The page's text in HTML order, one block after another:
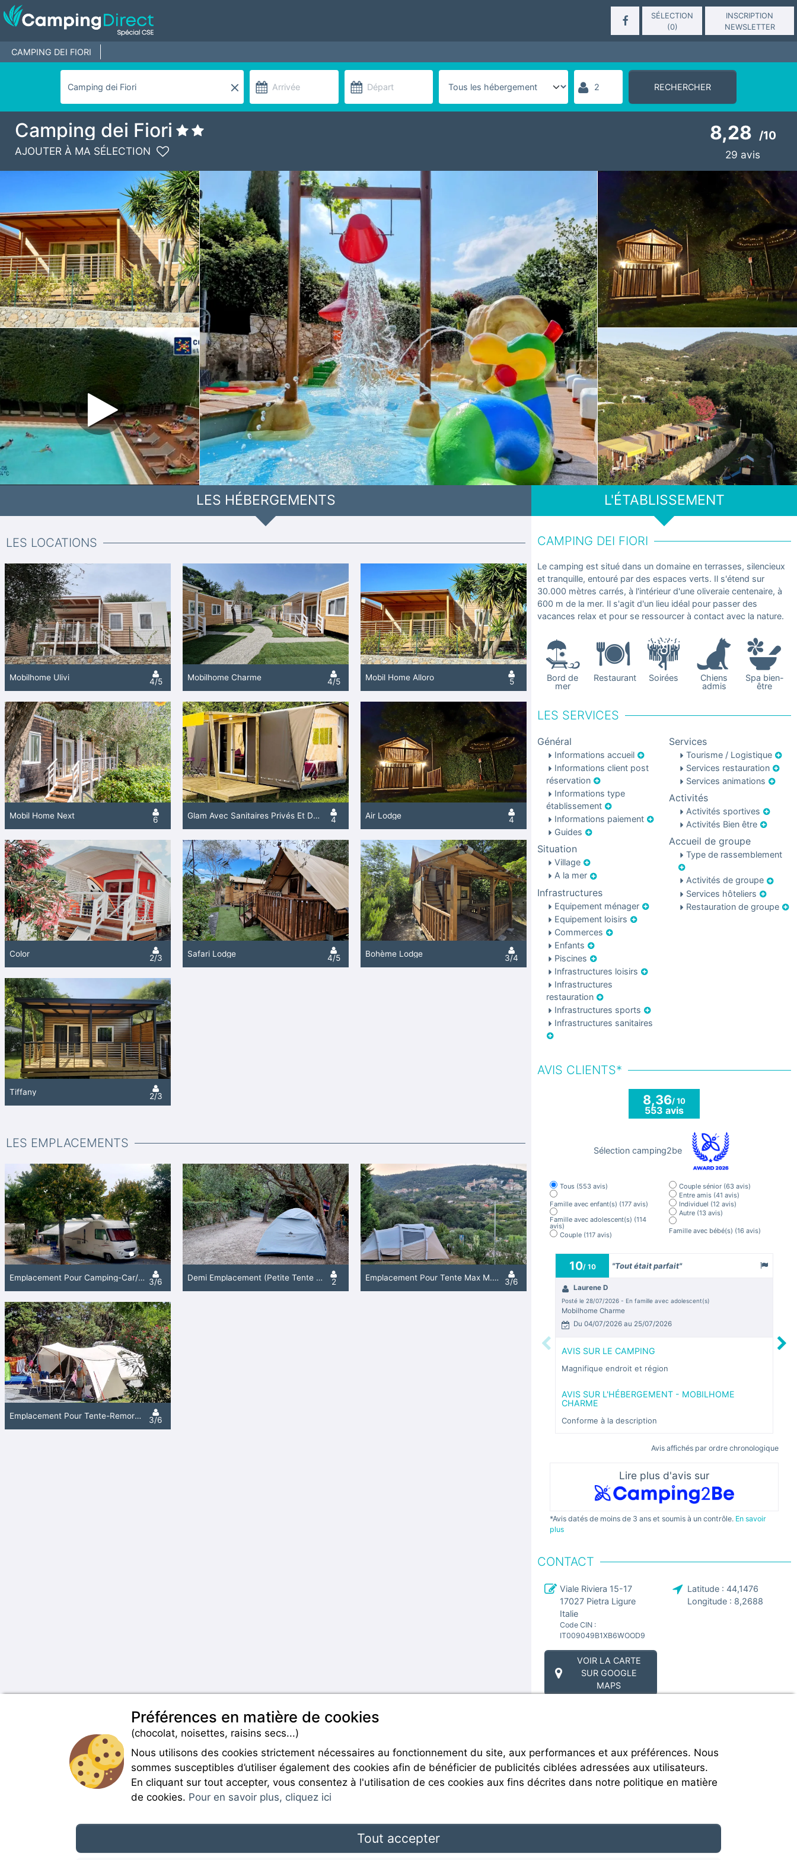
SÉLECTION
(0)
INSCRIPTION
NEWSLETTER
CAMPING DEI FIORI
RECHERCHER
Camping dei Fiori
AJOUTER À MA SÉLECTION
8,28 /10
29 avis
L'ÉTABLISSEMENT
CAMPING DEI FIORI
Le camping est situé dans un domaine en terrasses, silencieux
et tranquille, entouré par des espaces verts. Il s'étend sur
30.000 mètres carrés, à l'intérieur d'une oliveraie centenaire, à
600 m de la mer. Il s'agit d'un lieu idéal pour passer des
vacances relax et pour se ressourcer à contact avec la nature.
Bord de
mer
Restaurant Soirées
Chiens
admis
Spa bien-
être
LES SERVICES
Général
Informations accueil
Informations client post
réservation
Informations type
établissement
Informations paiement
Guides
Situation
Village
A la mer
Infrastructures
Equipement ménager
Equipement loisirs
Commerces
Enfants
Piscines
Infrastructures loisirs
Infrastructures
restauration
Infrastructures sports
Infrastructures sanitaires
Services
Tourisme / Logistique
Services restauration
Services animations
Activités
Activités sportives
Activités Bien être
Accueil de groupe
Type de rassemblement
Activités de groupe
Services hôteliers
Restauration de groupe
AVIS CLIENTS*
8,36/ 10
553 avis
Sélection camping2be
Tous (553 avis)
Famille avec enfant(s) (177 avis)
Famille avec adolescent(s) (114
avis)
Couple (117 avis)
Couple sénior (63 avis)
Entre amis (41 avis)
Individuel (12 avis)
Autre (13 avis)
Famille avec bébé(s) (16 avis)
Previous
10/ 10 "Tout était parfait"
Laurene D
Posté le 28/07/2026 - En famille avec adolescent(s)
Mobilhome Charme
Du 04/07/2026 au 25/07/2026
AVIS SUR LE CAMPING
Magnifique endroit et région
AVIS SUR L'HÉBERGEMENT - MOBILHOME
CHARME
Conforme à la description
Next
Avis affichés par ordre chronologique
Lire plus d'avis sur
*Avis datés de moins de 3 ans et soumis à un contrôle. En savoir
plus
CONTACT
Viale Riviera 15-17
17027 Pietra Ligure
Italie
Code CIN :
IT009049B1XB6WOOD9
Latitude : 44,1476
Longitude : 8,2688
VOIR LA CARTE
SUR GOOGLE
MAPS
LES HÉBERGEMENTS
LES LOCATIONS
Mobilhome Ulivi 4/5 Mobilhome Charme 4/5 Mobil Home Alloro 5
Mobil Home Next 6 Glam Avec Sanitaires Privés Et Douche 4 Air Lodge 4
Color 2/3 Safari Lodge 4/5 Bohème Lodge 3/4
Tiffany 2/3
LES EMPLACEMENTS
Emplacement Pour Camping-Car/Caravane Max. M 7.30 3/6 Demi Emplacement (Petite Tente Canadienne, Max M.2,5X2,5) 2 Personnes 2 Emplacement Pour Tente Max M.7X4 3/6
Emplacement Pour Tente-Remorque Max M.5X5 3/6
Rejoignez-nous
Préférences en matière de cookies
(chocolat, noisettes, raisins secs...)
Nous utilisons des cookies strictement nécessaires au fonctionnement du site, aux performances et aux préférences. Nous
sommes susceptibles d’utiliser également des cookies afin de bénéficier de publicités ciblées adressées aux utilisateurs.
En cliquant sur tout accepter, vous consentez à l'utilisation de ces cookies aux fins décrites dans notre politique en matière
de cookies. Pour en savoir plus, cliquez ici
Tout accepter